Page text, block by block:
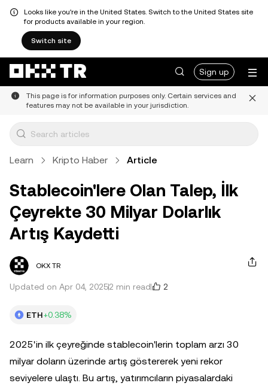
Looks like you're in the United States. Switch to the United States site
for products available in your region.
Switch site
Sign up
This page is for information purposes only. Certain services and
features may not be available in your jurisdiction.
Learn Kripto Haber Article
Stablecoin'lere Olan Talep, İlk
Çeyrekte 30 Milyar Dolarlık
Artış Kaydetti
OKX TR
Updated on Apr 04, 20252 min read 2
ETH+0.38%
2025'in ilk çeyreğinde stablecoin'lerin toplam arzı 30
milyar doların üzerinde artış göstererek yeni rekor
seviyelere ulaştı. Bu artış, yatırımcıların piyasalardaki